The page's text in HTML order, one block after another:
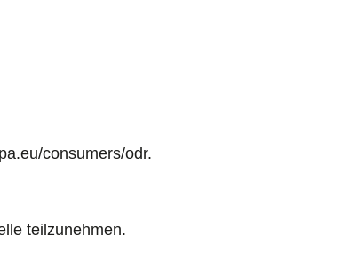
consumers/odr.
teilzunehmen.